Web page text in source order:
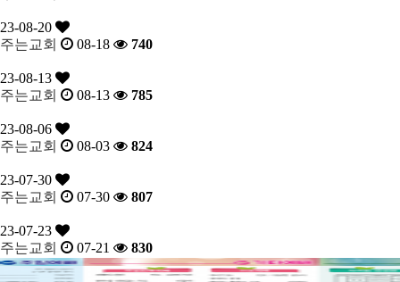
23-08-20
주는교회
08-18 740
23-08-13
주는교회
08-13 785
23-08-06
주는교회
08-03 824
23-07-30
주는교회
07-30 807
23-07-23
주는교회
07-21 830